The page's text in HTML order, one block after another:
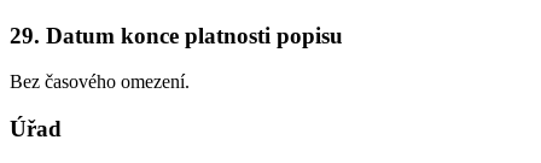
29. Datum konce platnosti popisu
Bez časového omezení.
Úřad